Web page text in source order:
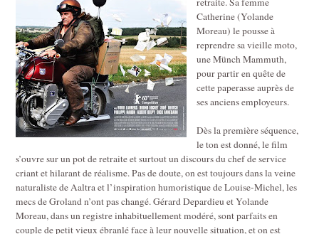
Catherine (Yolande
Moreau) le pousse à
reprendre sa vieille moto,
une Münch Mammuth,
pour partir en quête de
cette paperasse auprès de
ses anciens employeurs.
Dès la première séquence,
le ton est donné, le film
s’ouvre sur un pot de retraite et surtout un discours du chef de service
criant et hilarant de réalisme. Pas de doute, on est toujours dans la veine
naturaliste de Aaltra et l’inspiration humoristique de Louise-Michel, les
mecs de Groland n’ont pas changé. Gérard Depardieu et Yolande
Moreau, dans un registre inhabituellement modéré, sont parfaits en
couple de petit vieux ébranlé face à leur nouvelle situation, et on est